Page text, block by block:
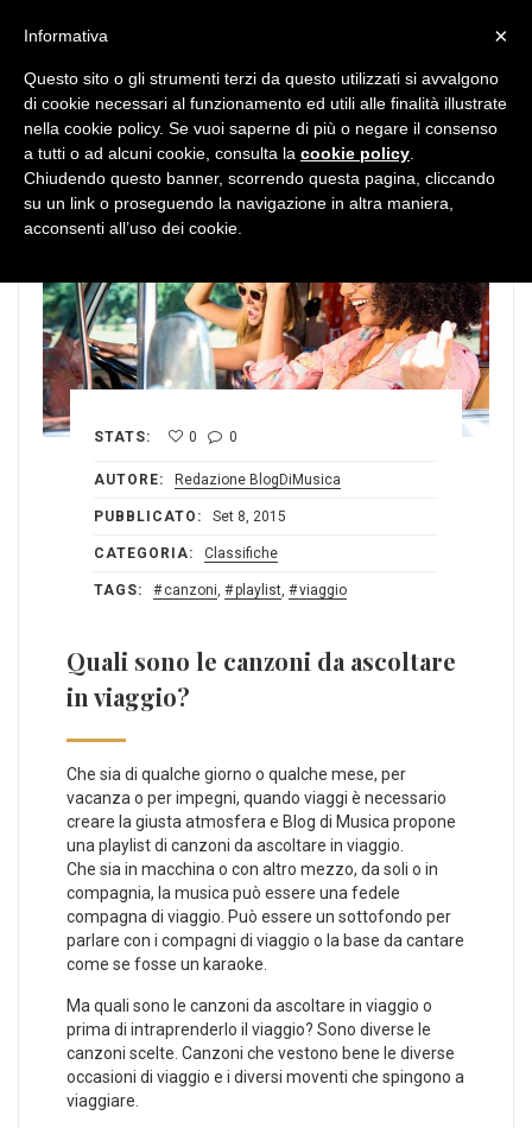
STATS: 0 0
AUTORE: Redazione BlogDiMusica
PUBBLICATO: Set 8, 2015
CATEGORIA: Classifiche
TAGS: canzoni, playlist, viaggio
Quali sono le canzoni da ascoltare
in viaggio?
Che sia di qualche giorno o qualche mese, per
vacanza o per impegni, quando viaggi è necessario
creare la giusta atmosfera e Blog di Musica propone
una playlist di canzoni da ascoltare in viaggio.
Che sia in macchina o con altro mezzo, da soli o in
compagnia, la musica può essere una fedele
compagna di viaggio. Può essere un sottofondo per
parlare con i compagni di viaggio o la base da cantare
come se fosse un karaoke.
Ma quali sono le canzoni da ascoltare in viaggio o
prima di intraprenderlo il viaggio? Sono diverse le
canzoni scelte. Canzoni che vestono bene le diverse
occasioni di viaggio e i diversi moventi che spingono a
viaggiare.
×
Informativa
Questo sito o gli strumenti terzi da questo utilizzati si avvalgono
di cookie necessari al funzionamento ed utili alle finalità illustrate
nella cookie policy. Se vuoi saperne di più o negare il consenso
a tutti o ad alcuni cookie, consulta la cookie policy
Chiudendo questo banner, scorrendo questa pagina, cliccando
su un link o proseguendo la navigazione in altra maniera,
acconsenti all’uso dei cookie.